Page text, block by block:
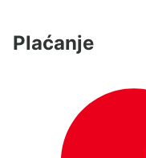
Plaćanje